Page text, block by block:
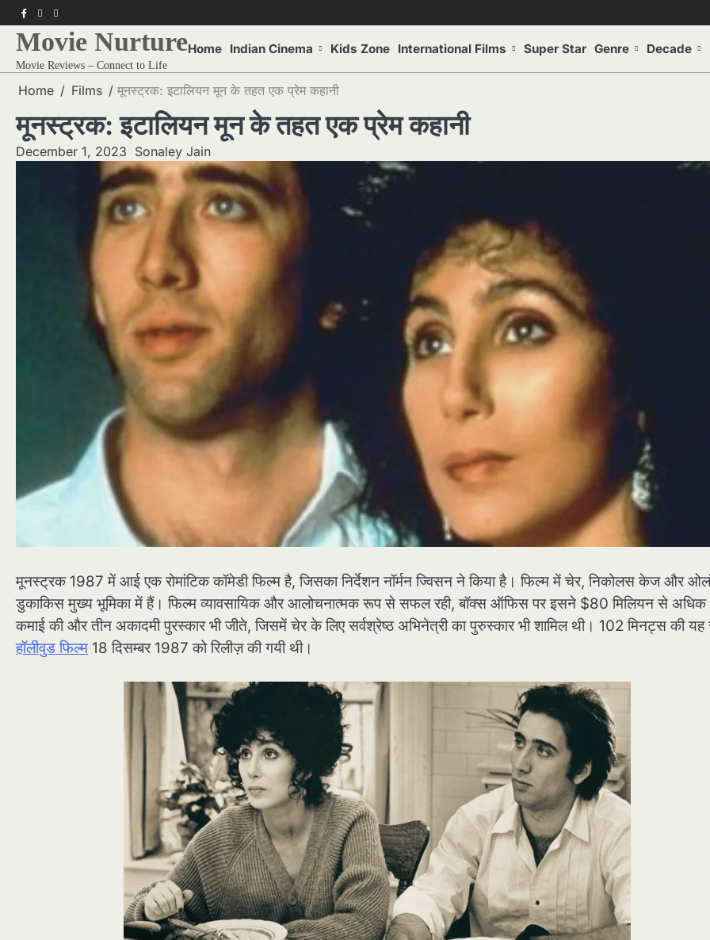
Skip
to
content
f twitterpinterest
Movie Nurture
Movie Reviews – Connect to Life
Home Indian Cinema Kids Zone International Films Super Star Genre Decade
Home
Films मूनस्ट्रक: इटालियन मून के तहत एक प्रेम कहानी
मूनस्ट्रक: इटालियन मून के तहत एक प्रेम कहानी
December 1, 2023 Sonaley Jain
मूनस्ट्रक 1987 में आई एक रोमांटिक कॉमेडी फिल्म है, जिसका निर्देशन नॉर्मन ज्विसन ने किया है। फिल्म में चेर, निकोलस केज और
डुकाकिस मुख्य भूमिका में हैं। फिल्म व्यावसायिक और आलोचनात्मक रूप से सफल रही, बॉक्स ऑफिस पर इसने $80 मिलियन से अधिक
कमाई की और तीन अकादमी पुरस्कार भी जीते, जिसमें चेर के लिए सर्वश्रेष्ठ अभिनेत्री का पुरुस्कार भी शामिल थी। 102 मिनट्स की यह
हॉलीवुड फिल्म 18 दिसम्बर 1987 को रिलीज़ की गयी थी।